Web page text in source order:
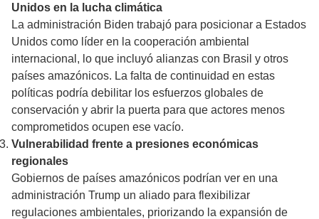
Unidos en la lucha climática
La administración Biden trabajó para posicionar a Estados
Unidos como líder en la cooperación ambiental
internacional, lo que incluyó alianzas con Brasil y otros
países amazónicos. La falta de continuidad en estas
políticas podría debilitar los esfuerzos globales de
conservación y abrir la puerta para que actores menos
comprometidos ocupen ese vacío.
Vulnerabilidad frente a presiones económicas
regionales
Gobiernos de países amazónicos podrían ver en una
administración Trump un aliado para flexibilizar
regulaciones ambientales, priorizando la expansión de